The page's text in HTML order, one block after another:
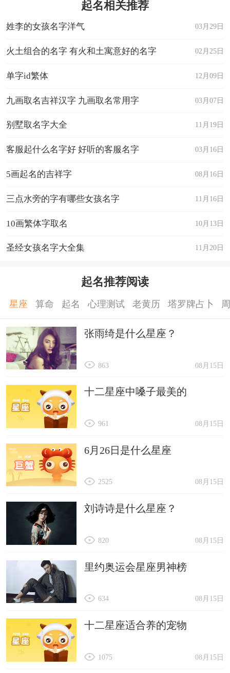
起名相关推荐
03月29日
姓李的女孩名字洋气
02月25日
火土组合的名字 有火和土寓意好的名字
12月09日
单字id繁体
03月07日
九画取名吉祥汉字 九画取名常用字
11月19日
别墅取名字大全
03月16日
客服起什么名字好 好听的客服名字
08月16日
5画起名的吉祥字
11月16日
三点水旁的字有哪些女孩名字
10月13日
10画繁体字取名
11月20日
圣经女孩名字大全集
起名推荐阅读
星座 算命 起名 心理测试 老黄历 塔罗牌占卜
张雨绮是什么星座？
08月15日
863
十二星座中嗓子最美的
08月15日
961
6月26日是什么星座
08月15日
2525
刘诗诗是什么星座？
08月15日
820
里约奥运会星座男神榜
08月15日
634
十二星座适合养的宠物
08月15日
1075